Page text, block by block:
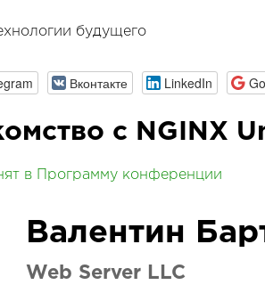
будущего
Вконтакте LinkedIn
с NGINX
в Программу конференции
Валентин
Web Server LLC